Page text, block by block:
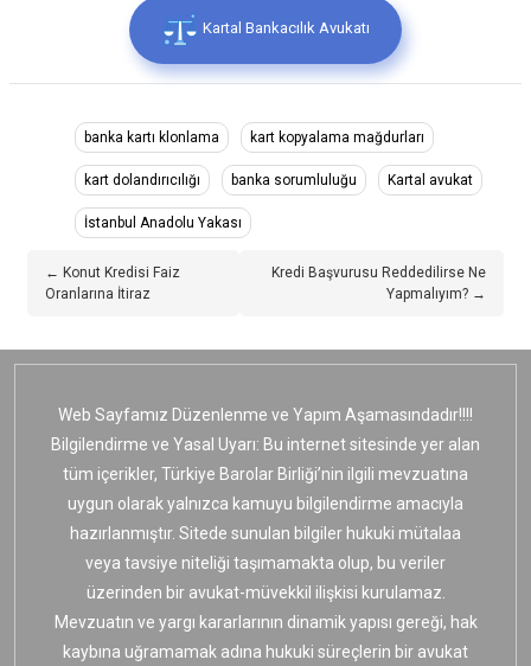
Kartal Bankacılık Avukatı
banka kartı klonlama kart kopyalama mağdurları
kart dolandırıcılığı banka sorumluluğu Kartal avukat
İstanbul Anadolu Yakası
← Konut Kredisi Faiz
Oranlarına İtiraz
Kredi Başvurusu Reddedilirse Ne
Yapmalıyım? →
Web Sayfamız Düzenlenme ve Yapım Aşamasındadır!!!!
Bilgilendirme ve Yasal Uyarı: Bu internet sitesinde yer alan
tüm içerikler, Türkiye Barolar Birliği’nin ilgili mevzuatına
uygun olarak yalnızca kamuyu bilgilendirme amacıyla
hazırlanmıştır. Sitede sunulan bilgiler hukuki mütalaa
veya tavsiye niteliği taşımamakta olup, bu veriler
üzerinden bir avukat-müvekkil ilişkisi kurulamaz.
Mevzuatın ve yargı kararlarının dinamik yapısı gereği, hak
kaybına uğramamak adına hukuki süreçlerin bir avukat